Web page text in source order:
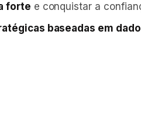
forte e conquistar a
baseadas em